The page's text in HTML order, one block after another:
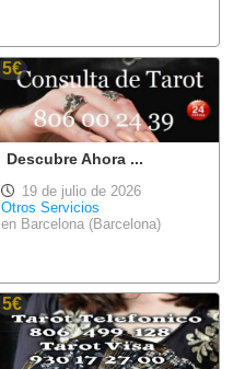
5€
Descubre Ahora ...
19 de julio de 2026
Otros Servicios
en Barcelona (Barcelona)
5€